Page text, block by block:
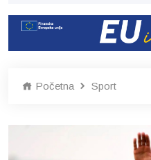
Početna Sport